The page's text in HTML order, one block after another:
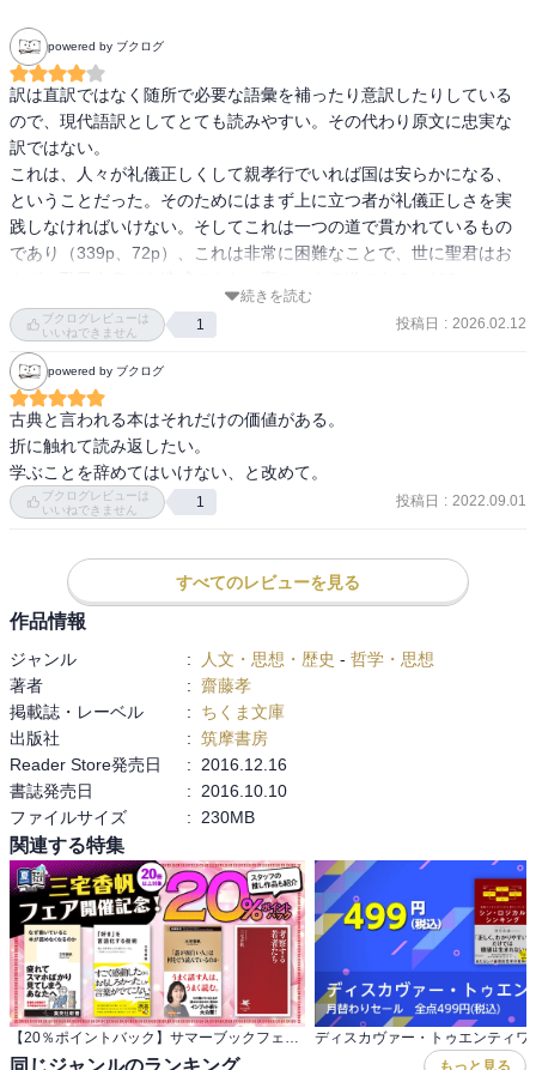
powered by ブクログ
訳は直訳ではなく随所で必要な語彙を補ったり意訳したりしている
ので、現代語訳としてとても読みやすい。その代わり原文に忠実な
訳ではない。
これは、人々が礼儀正しくして親孝行でいれば国は安らかになる、
ということだった。そのためにはまず上に立つ者が礼儀正しさを実
践しなければいけない。そしてこれは一つの道で貫かれているもの
であり（339p、72p）、これは非常に困難なことで、世に聖君はお
の道を実現したのは、尭や舜の伝説時代の帝王だけだ（340p）。し
かし、もし上に立つものが身をつつしみ徳行を修行し聖人のように
なれば、下々もそれを敬い従い、さらに世界中の人がこの道を行く
ために学問をして身を清廉にしていけば、いつか世界中が皆兄弟の
ようになるだろう（249p）
ここから分かったのは、儒教というのは宗教というより道だという
こと。道徳を完璧に体現するために至る道であり、空手道や剣道と
同じく儒道と呼びたくなる。儒教と言ったら目上に絶対服従みたい
なイメージもあるが、孔子は「仁を行うに当たっては、先生にも遠
みたいなことは言っていない。仁とは畢竟これ→265ページ。イエ
ス・キリストだろうか？これを世界中の人間が実践できたら、世界
は皆兄弟になるだろう。私としては、ある時から人間を尊敬するこ
とを学んだイマヌエル・カントを髣髴とさせる。
それはさておき、儒の弊害もちらほら見えてきた。孔子が言う学ぶ
べき学問とは礼・楽の学問で、それ以外の学問は小道とされ、道徳
的究極に至らない道とされている（異端をおさむるは、これ害ある
のみ。31p）。ここから医学や農学などの礼・楽以外の学問や、技芸
や専門知識は軽視され地位が低下していく（428p）。礼儀正しく親
孝行であれば、政治は上手くいくんだ！細々した農業の技術とか求
めなくていい（274p）、果たしてそうだろうか！と思ってしまう。
これは三国時代の曹操の例が分かりやすい。曹操は礼儀正しいだけ
とか親孝行なだけとかの人物が有能として官吏に任命されてる現状
に憤慨し、「求賢令」を発令した。「求賢令」は道徳とか人品とか
どうでもいいから才能のある奴が来てくれ！という叫びだ。管理の
任命を儒者が長年行っていたので、彼らの人脈が太くなりすぎて、
確かに礼儀は正しいがさして才能のない人物ばかりが推挙される、
という弊害が後漢末に発生した。しかし孔子自身は人格に問題があ
ったが有能な管仲を高く評価している（312p）。あとは後世に生き
続きを読む
ブクログレビューは
いいねできません
1 投稿日 : 2026.02.12
powered by ブクログ
古典と言われる本はそれだけの価値がある。
折に触れて読み返したい。
学ぶことを辞めてはいけない、と改めて。
ブクログレビューは
いいねできません
1 投稿日 : 2022.09.01
すべてのレビューを見る
作品情報
ジャンル : 人文・思想・歴史 - 哲学・思想
著者
: 齋藤孝
掲載誌・レーベル
:
ちくま文庫
出版社
: 筑摩書房
Reader Store発売日
:
2016.12.16
書誌発売日
:
2016.10.10
ファイルサイズ
: 230MB
関連する特集
【20％ポイントバック】サマーブックフェス 三宅香帆フェア開催記念！約20冊対象
もっと見る